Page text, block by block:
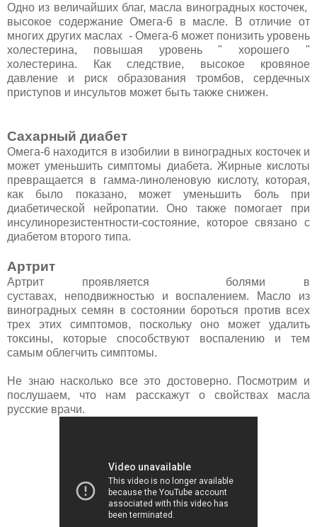
Одно из величайших благ, масла виноградных косточек,
высокое содержание Омега-6 в масле. В отличие от
многих других маслах - Омега-6 может понизить уровень
холестерина, повышая уровень " хорошего "
холестерина. Как следствие, высокое кровяное
давление и риск образования тромбов, сердечных
приступов и инсультов может быть также снижен.
Сахарный диабет
Омега-6 находится в изобилии в виноградных косточек и
может уменьшить симптомы диабета. Жирные кислоты
превращается в гамма-линоленовую кислоту, которая,
как было показано, может уменьшить боль при
диабетической нейропатии. Оно также помогает при
инсулинорезистентности-состояние, которое связано с
диабетом второго типа.
Артрит
Артрит проявляется болями в
суставах, неподвижностью и воспалением. Масло из
виноградных семян в состоянии бороться против всех
трех этих симптомов, поскольку оно может удалить
токсины, которые способствуют воспалению и тем
самым облегчить симптомы.
Не знаю насколько все это достоверно. Посмотрим и
послушаем, что нам расскажут о свойствах масла
русские врачи.